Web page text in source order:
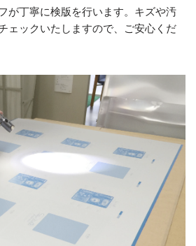
が丁寧に検版を行います。キズや汚
ェックいたしますので、ご安心くだ